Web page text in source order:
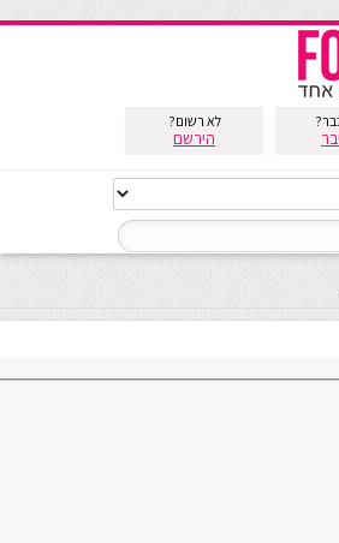
לא רשום?
הירשם